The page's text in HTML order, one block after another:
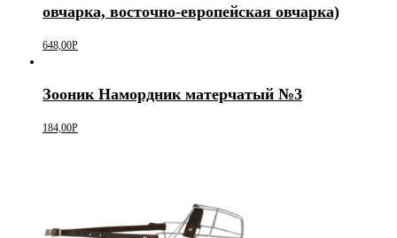
овчарка, восточно-европейская овчарка)
648,00Р
Зооник Намордник матерчатый №3
184,00Р